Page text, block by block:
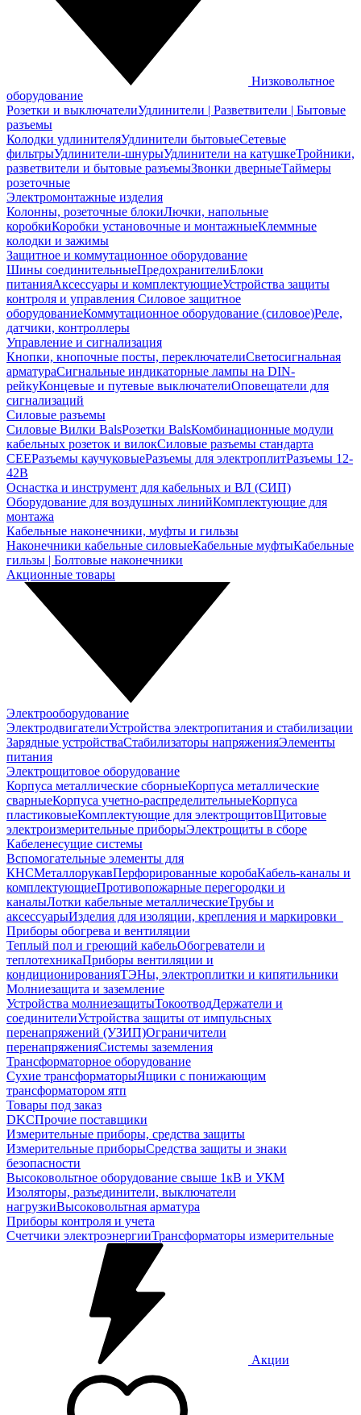
Низковольтное
оборудование
Розетки и выключателиУдлинители | Разветвители | Бытовые
разъемы
Колодки удлинителяУдлинители бытовыеСетевые
фильтрыУдлинители-шнурыУдлинители на катушкеТройники,
разветвители и бытовые разъемыЗвонки дверныеТаймеры
розеточные
Электромонтажные изделия
Колонны, розеточные блокиЛючки, напольные
коробкиКоробки установочные и монтажныеКлеммные
колодки и зажимы
Защитное и коммутационное оборудование
Шины соединительныеПредохранителиБлоки
питанияАксессуары и комплектующиеУстройства защиты
контроля и управления Силовое защитное
оборудованиеКоммутационное оборудование (силовое)Реле,
датчики, контроллеры
Управление и сигнализация
Кнопки, кнопочные посты, переключателиСветосигнальная
арматураСигнальные индикаторные лампы на DIN-
рейкуКонцевые и путевые выключателиОповещатели для
сигнализаций
Силовые разъемы
Силовые Вилки BalsРозетки BalsКомбинационные модули
кабельных розеток и вилокСиловые разъемы стандарта
CEEРазъемы каучуковыеРазъемы для электроплитРазъемы 12-
42В
Оснастка и инструмент для кабельных и ВЛ (СИП)
Оборудование для воздушных линийКомплектующие для
монтажа
Кабельные наконечники, муфты и гильзы
Наконечники кабельные силовыеКабельные муфтыКабельные
гильзы | Болтовые наконечники
Акционные товары
Электрооборудование
ЭлектродвигателиУстройства электропитания и стабилизации
Зарядные устройстваСтабилизаторы напряженияЭлементы
питания
Электрощитовое оборудование
Корпуса металлические сборныеКорпуса металлические
сварныеКорпуса учетно-распределительныеКорпуса
пластиковыеКомплектующие для электрощитовЩитовые
электроизмерительные приборыЭлектрощиты в сборе
Кабеленесущие системы
Вспомогательные элементы для
КНСМеталлорукавПерфорированные коробаКабель-каналы и
комплектующиеПротивопожарные перегородки и
каналыЛотки кабельные металлическиеТрубы и
аксессуарыИзделия для изоляции, крепления и маркировки
Приборы обогрева и вентиляции
Теплый пол и греющий кабельОбогреватели и
теплотехникаПриборы вентиляции и
кондиционированияТЭНы, электроплитки и кипятильники
Молниезащита и заземление
Устройства молниезащитыТокоотводДержатели и
соединителиУстройства защиты от импульсных
перенапряжений (УЗИП)Ограничители
перенапряженияСистемы заземления
Трансформаторное оборудование
Сухие трансформаторыЯщики с понижающим
трансформатором ятп
Товары под заказ
DKCПрочие поставщики
Измерительные приборы, средства защиты
Измерительные приборыСредства защиты и знаки
безопасности
Высоковольтное оборудование свыше 1кВ и УКМ
Изоляторы, разъединители, выключатели
нагрузкиВысоковольтная арматура
Приборы контроля и учета
Счетчики электроэнергииТрансформаторы измерительные
Акции